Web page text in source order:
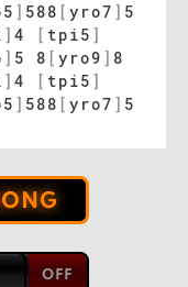
] 588 [ yro7 ] 5
] 4 [ tpi5 ]
] 5 8 [ yro9 ] 8
] 4 [ tpi5 ]
] 588 [ yro7 ] 5